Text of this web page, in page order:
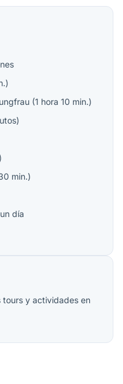
(1 hora 10 min.)
min.)
día
tours y actividades en